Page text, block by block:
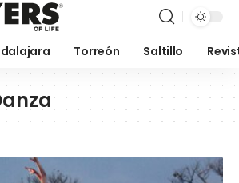
Torreón Saltillo